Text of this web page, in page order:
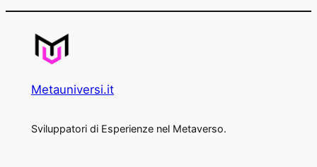
Metauniversi.it
Sviluppatori di Esperienze nel Metaverso.